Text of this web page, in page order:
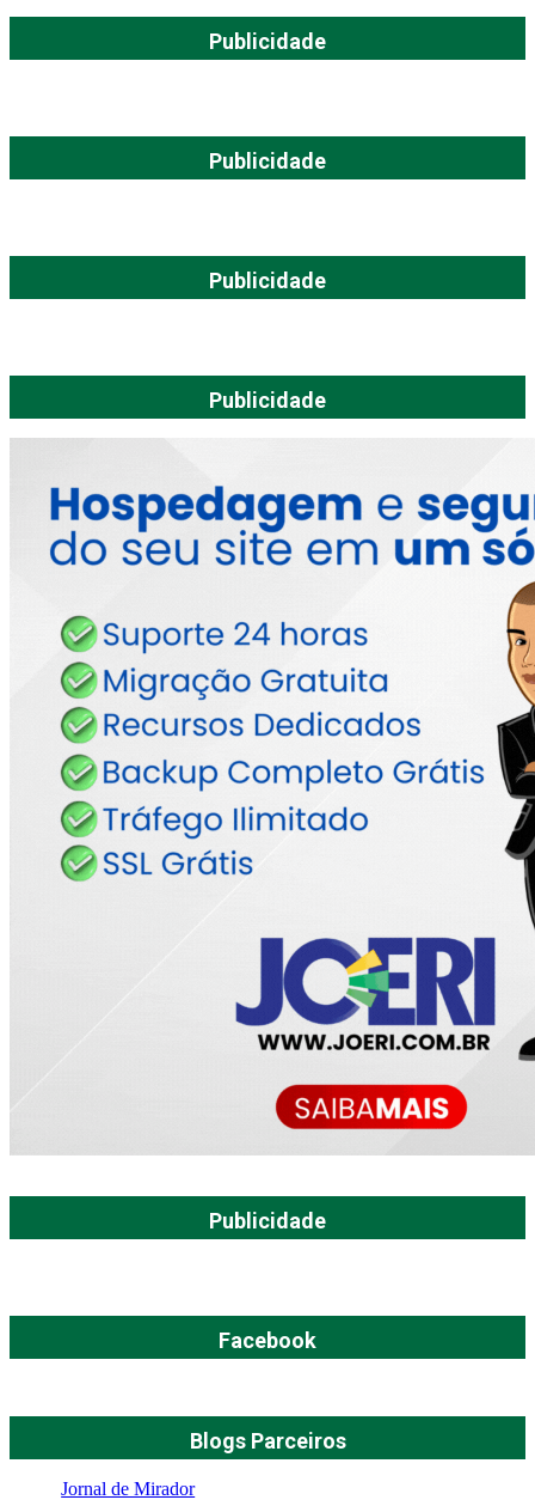
Publicidade
Publicidade
Publicidade
Publicidade
Publicidade
Facebook
Blogs Parceiros
Jornal de Mirador